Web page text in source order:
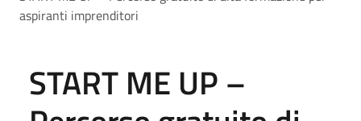
aspiranti imprenditori
START ME UP –